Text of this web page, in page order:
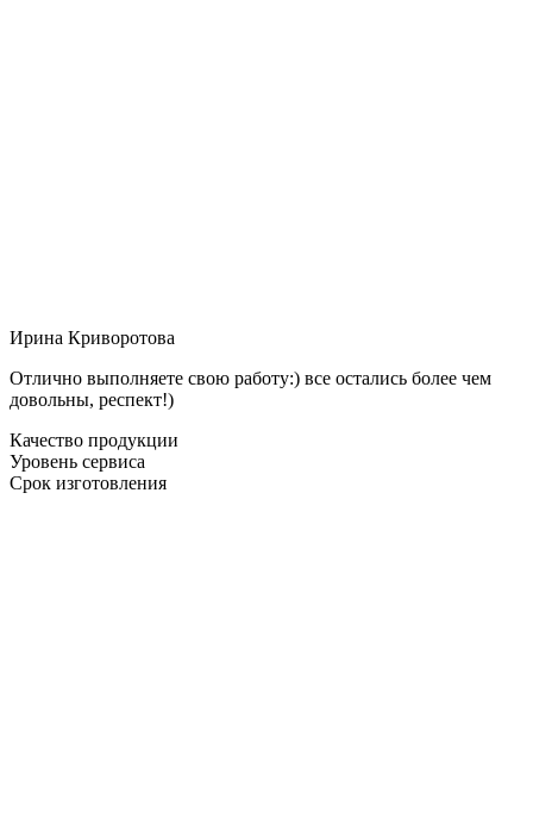
Ирина Криворотова
Отлично выполняете свою работу:) все остались более чем
довольны, респект!)
Качество продукции
Уровень сервиса
Срок изготовления